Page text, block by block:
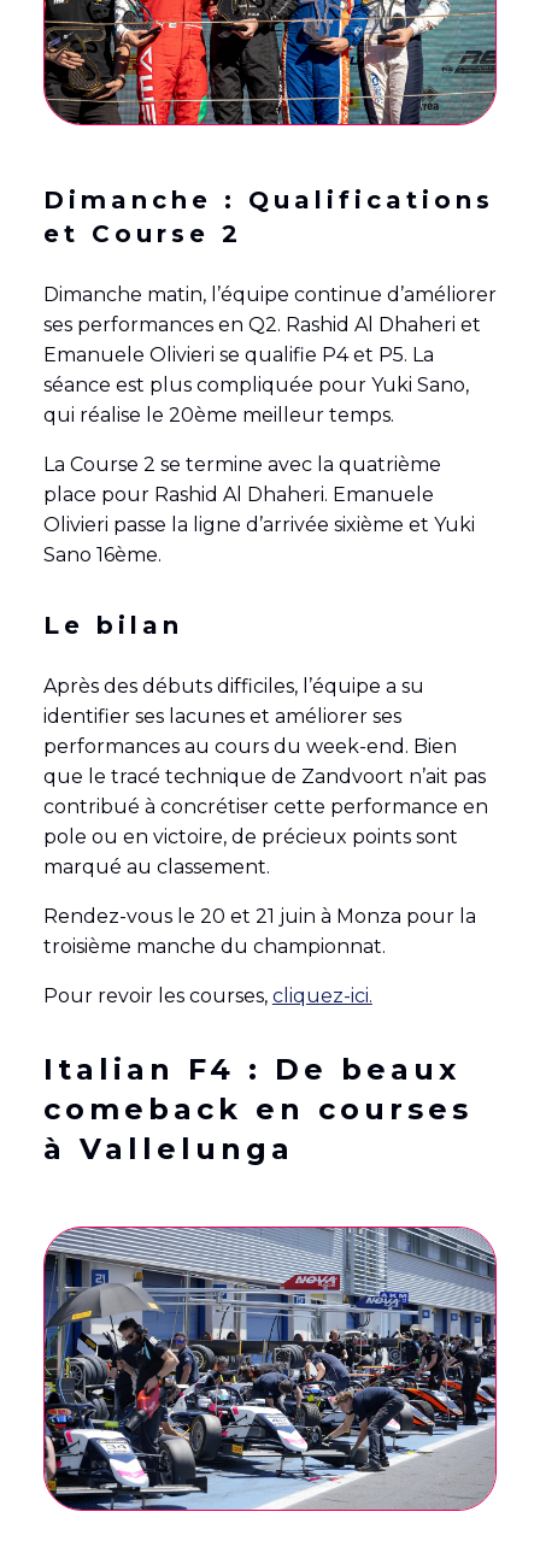
Dimanche : Qualifications
et Course 2
Dimanche matin, l’équipe continue d’améliorer
ses performances en Q2. Rashid Al Dhaheri et
Emanuele Olivieri se qualifie P4 et P5. La
séance est plus compliquée pour Yuki Sano,
qui réalise le 20ème meilleur temps.
La Course 2 se termine avec la quatrième
place pour Rashid Al Dhaheri. Emanuele
Olivieri passe la ligne d’arrivée sixième et Yuki
Sano 16ème.
Le bilan
Après des débuts difficiles, l’équipe a su
identifier ses lacunes et améliorer ses
performances au cours du week-end. Bien
que le tracé technique de Zandvoort n’ait pas
contribué à concrétiser cette performance en
pole ou en victoire, de précieux points sont
marqué au classement.
Rendez-vous le 20 et 21 juin à Monza pour la
troisième manche du championnat.
Pour revoir les courses, cliquez-ici.
Italian F4 : De beaux
comeback en courses
à Vallelunga